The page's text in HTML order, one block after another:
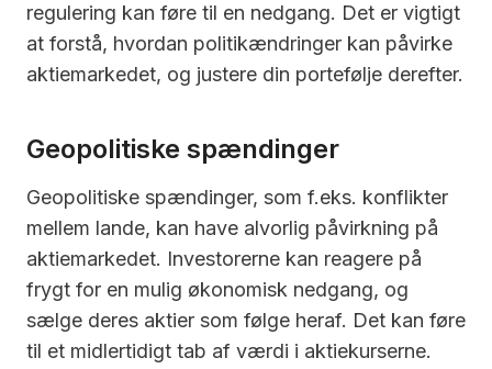
regulering kan føre til en nedgang. Det er vigtigt
at forstå, hvordan politikændringer kan påvirke
aktiemarkedet, og justere din portefølje derefter.
Geopolitiske spændinger
Geopolitiske spændinger, som f.eks. konflikter
mellem lande, kan have alvorlig påvirkning på
aktiemarkedet. Investorerne kan reagere på
frygt for en mulig økonomisk nedgang, og
sælge deres aktier som følge heraf. Det kan føre
til et midlertidigt tab af værdi i aktiekurserne.